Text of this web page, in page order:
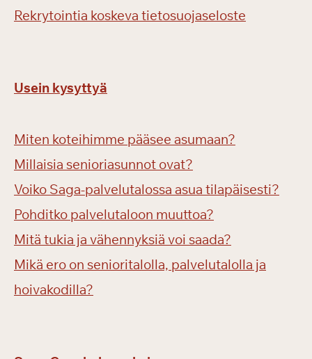
Rekrytointia koskeva tietosuojaseloste
Usein kysyttyä
Miten koteihimme pääsee asumaan?
Millaisia senioriasunnot ovat?
Voiko Saga-palvelutalossa asua tilapäisesti?
Pohditko palvelutaloon muuttoa?
Mitä tukia ja vähennyksiä voi saada?
Mikä ero on senioritalolla, palvelutalolla ja
hoivakodilla?